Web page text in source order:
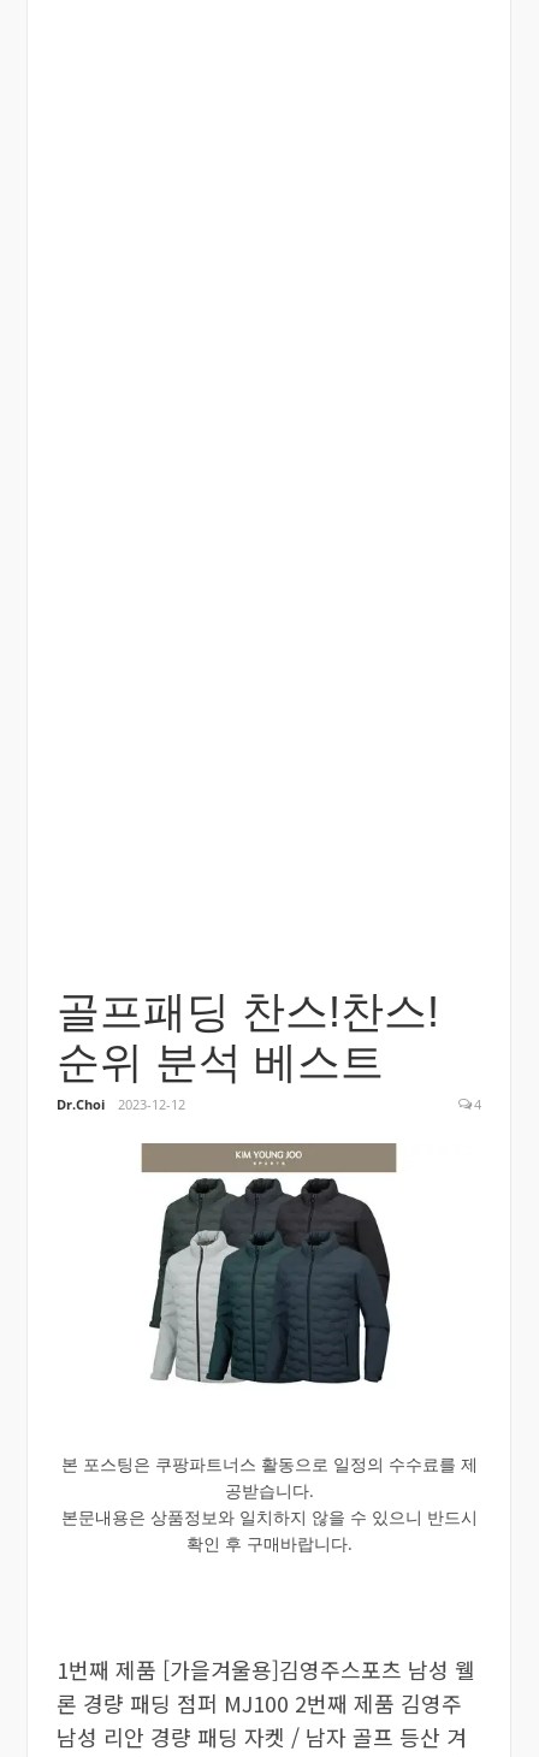
골프패딩 찬스!찬스!
순위 분석 베스트
Dr.Choi 2023-12-12 4
본 포스팅은 쿠팡파트너스 활동으로 일정의 수수료를 제
공받습니다.
본문내용은 상품정보와 일치하지 않을 수 있으니 반드시
확인 후 구매바랍니다.
1번째 제품 [가을겨울용]김영주스포츠 남성 웰
론 경량 패딩 점퍼 MJ100 2번째 제품 김영주
남성 리안 경량 패딩 자켓 / 남자 골프 등산 겨